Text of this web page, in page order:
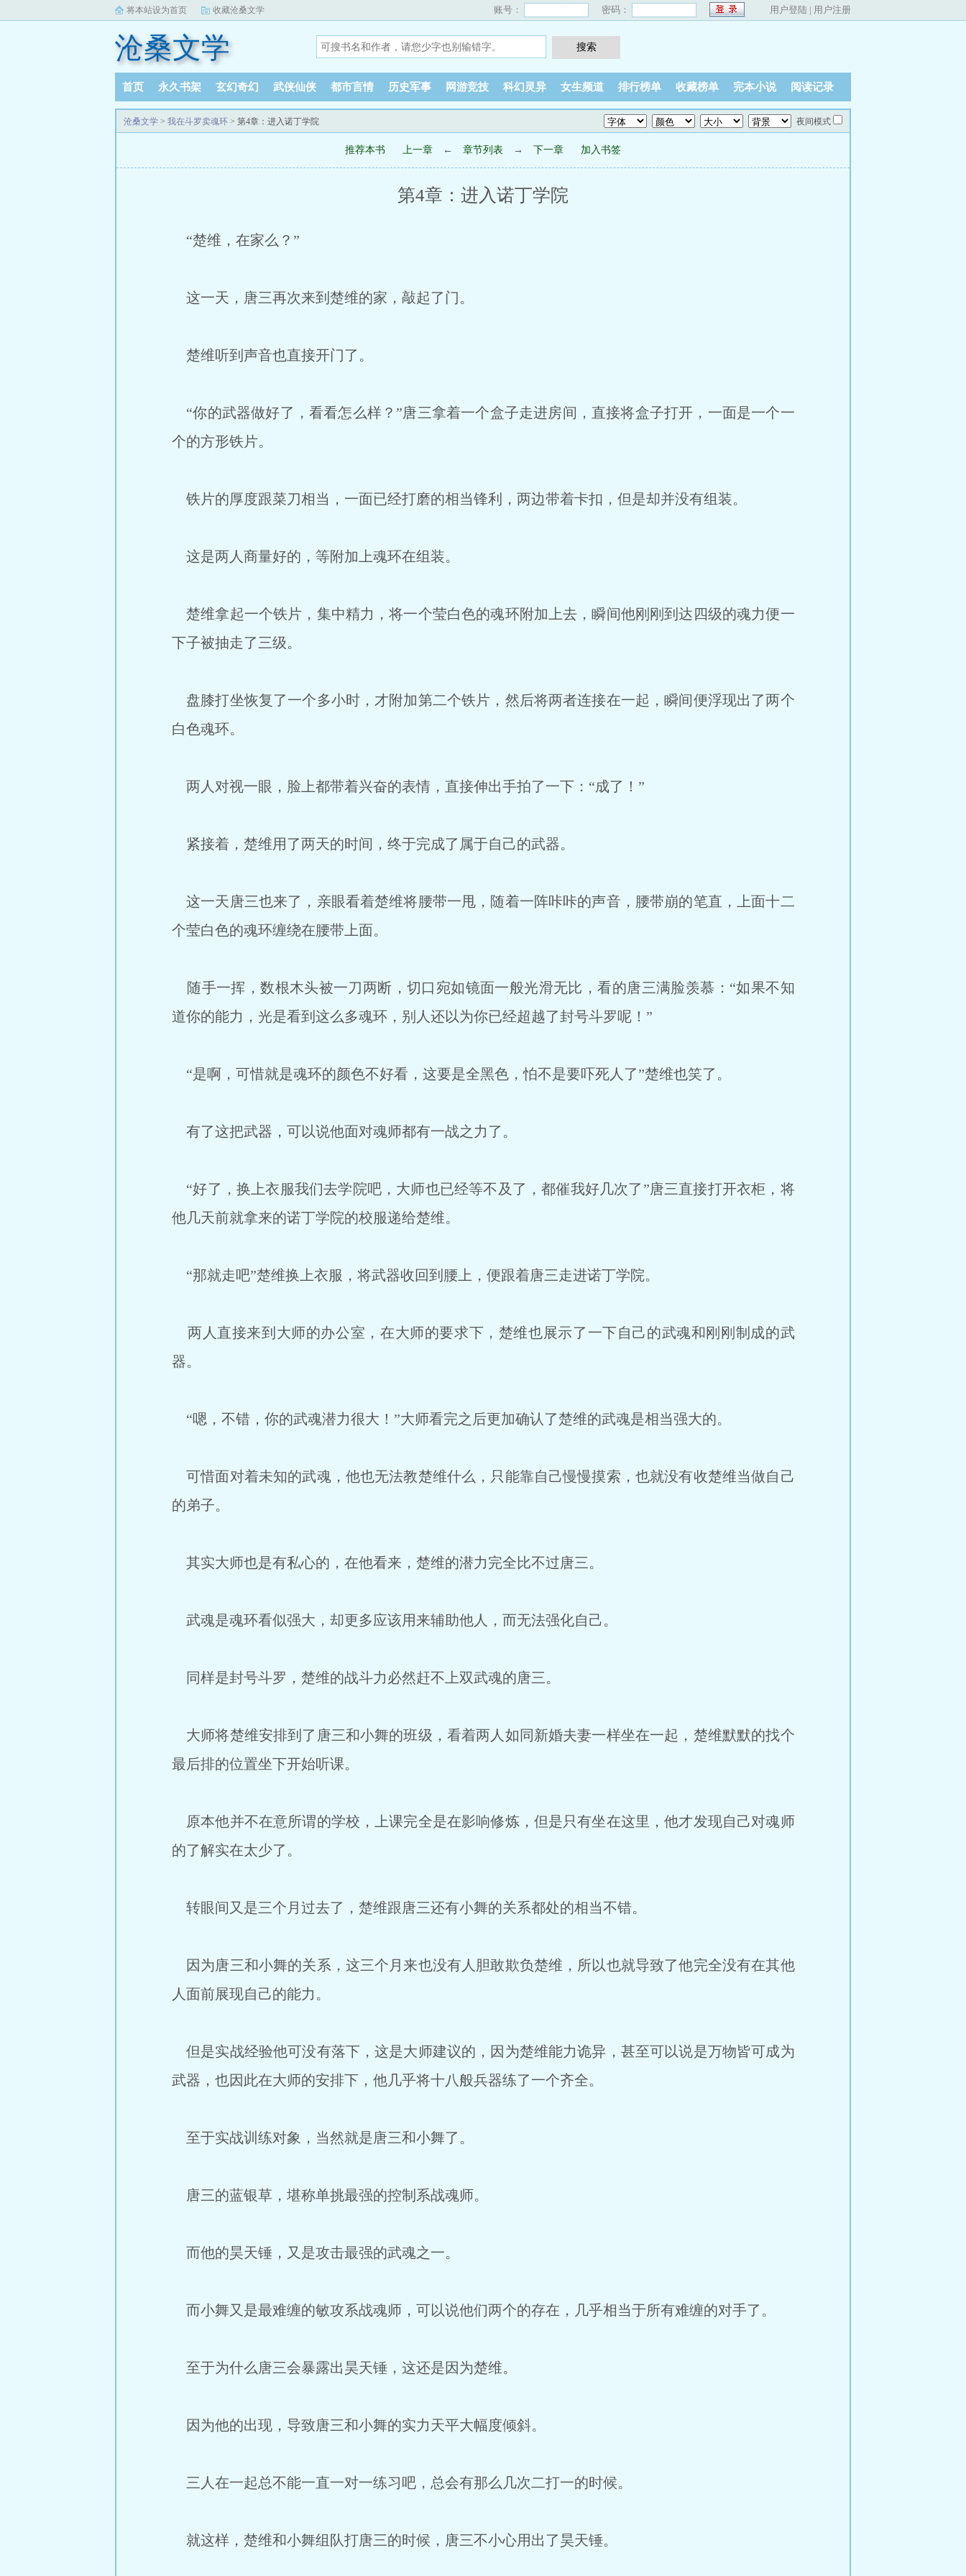
将本站设为首页 收藏沧桑文学 账号： 密码： 用户登陆 | 用户注册
沧桑文学
首页 永久书架 玄幻奇幻 武侠仙侠 都市言情 历史军事 网游竞技 科幻灵异 女生频道 排行榜单 收藏榜单 完本小说 阅读记录
沧桑文学 > 我在斗罗卖魂环 > 第4章：进入诺丁学院 夜间模式
推荐本书 上一章 ← 章节列表 → 下一章 加入书签
第4章：进入诺丁学院
“楚维，在家么？”
这一天，唐三再次来到楚维的家，敲起了门。
楚维听到声音也直接开门了。
“你的武器做好了，看看怎么样？”唐三拿着一个盒子走进房间，直接将盒子打开，一面是一个一
个的方形铁片。
铁片的厚度跟菜刀相当，一面已经打磨的相当锋利，两边带着卡扣，但是却并没有组装。
这是两人商量好的，等附加上魂环在组装。
楚维拿起一个铁片，集中精力，将一个莹白色的魂环附加上去，瞬间他刚刚到达四级的魂力便一
下子被抽走了三级。
盘膝打坐恢复了一个多小时，才附加第二个铁片，然后将两者连接在一起，瞬间便浮现出了两个
白色魂环。
两人对视一眼，脸上都带着兴奋的表情，直接伸出手拍了一下：“成了！”
紧接着，楚维用了两天的时间，终于完成了属于自己的武器。
这一天唐三也来了，亲眼看着楚维将腰带一甩，随着一阵咔咔的声音，腰带崩的笔直，上面十二
个莹白色的魂环缠绕在腰带上面。
随手一挥，数根木头被一刀两断，切口宛如镜面一般光滑无比，看的唐三满脸羡慕：“如果不知
道你的能力，光是看到这么多魂环，别人还以为你已经超越了封号斗罗呢！”
“是啊，可惜就是魂环的颜色不好看，这要是全黑色，怕不是要吓死人了”楚维也笑了。
有了这把武器，可以说他面对魂师都有一战之力了。
“好了，换上衣服我们去学院吧，大师也已经等不及了，都催我好几次了”唐三直接打开衣柜，将
他几天前就拿来的诺丁学院的校服递给楚维。
“那就走吧”楚维换上衣服，将武器收回到腰上，便跟着唐三走进诺丁学院。
两人直接来到大师的办公室，在大师的要求下，楚维也展示了一下自己的武魂和刚刚制成的武
器。
“嗯，不错，你的武魂潜力很大！”大师看完之后更加确认了楚维的武魂是相当强大的。
可惜面对着未知的武魂，他也无法教楚维什么，只能靠自己慢慢摸索，也就没有收楚维当做自己
的弟子。
其实大师也是有私心的，在他看来，楚维的潜力完全比不过唐三。
武魂是魂环看似强大，却更多应该用来辅助他人，而无法强化自己。
同样是封号斗罗，楚维的战斗力必然赶不上双武魂的唐三。
大师将楚维安排到了唐三和小舞的班级，看着两人如同新婚夫妻一样坐在一起，楚维默默的找个
最后排的位置坐下开始听课。
原本他并不在意所谓的学校，上课完全是在影响修炼，但是只有坐在这里，他才发现自己对魂师
的了解实在太少了。
转眼间又是三个月过去了，楚维跟唐三还有小舞的关系都处的相当不错。
因为唐三和小舞的关系，这三个月来也没有人胆敢欺负楚维，所以也就导致了他完全没有在其他
人面前展现自己的能力。
但是实战经验他可没有落下，这是大师建议的，因为楚维能力诡异，甚至可以说是万物皆可成为
武器，也因此在大师的安排下，他几乎将十八般兵器练了一个齐全。
至于实战训练对象，当然就是唐三和小舞了。
唐三的蓝银草，堪称单挑最强的控制系战魂师。
而他的昊天锤，又是攻击最强的武魂之一。
而小舞又是最难缠的敏攻系战魂师，可以说他们两个的存在，几乎相当于所有难缠的对手了。
至于为什么唐三会暴露出昊天锤，这还是因为楚维。
因为他的出现，导致唐三和小舞的实力天平大幅度倾斜。
三人在一起总不能一直一对一练习吧，总会有那么几次二打一的时候。
就这样，楚维和小舞组队打唐三的时候，唐三不小心用出了昊天锤。